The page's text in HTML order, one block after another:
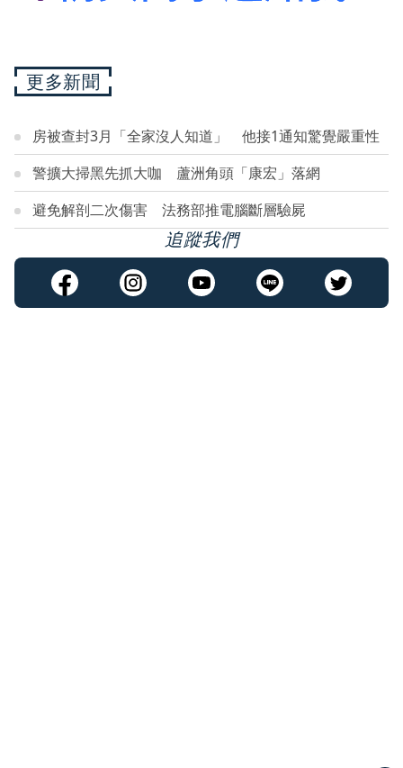
更多新聞
房被查封3月「全家沒人知道」 他接1通知驚覺嚴重性
警擴大掃黑先抓大咖 蘆洲角頭「康宏」落網
避免解剖二次傷害 法務部推電腦斷層驗屍
追蹤我們